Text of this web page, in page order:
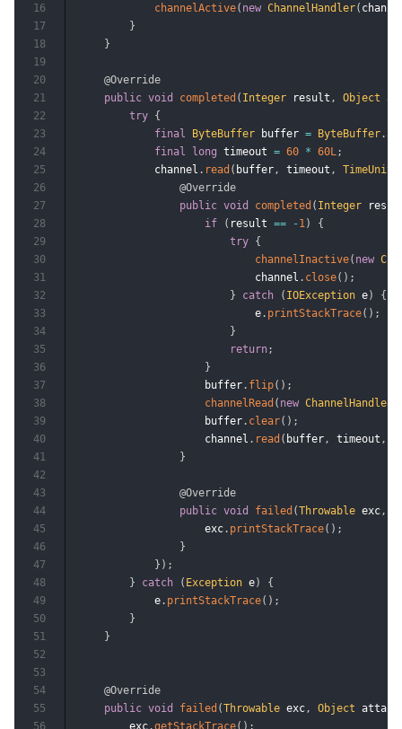
channelActive( new ChannelHandler(
}
}
@Override
public void completed ( Integer result , Object
try {
final
ByteBuffer buffer = ByteBuffer .
final
long timeout = 60 * 60L ;
            channel
. read ( buffer , timeout , TimeUnit
@Override
public void completed ( Integer
if
( result == - 1 )
{
try {
channelInactive( new
                            channel
. close( ) ;
}
catch ( IOException e)
{
                            e
. printStackTrace( ) ;
}
return ;
}
                    buffer
. flip( ) ;
channelRead ( new ChannelHandler
                    buffer
. clear( ) ;
                    channel
. read ( buffer , timeout ,
}
@Override
public void failed (Throwable exc ,
                    exc
. printStackTrace( ) ;
}
} ) ;
}
catch ( Exception e)
{
            e
. printStackTrace( ) ;
}
}
@Override
public void failed (Throwable exc , Object
        exc
.getStackTrace( ) ;
16
17
18
19
20
21
22
23
24
25
26
27
28
29
30
31
32
33
34
35
36
37
38
39
40
41
42
43
44
45
46
47
48
49
50
51
52
53
54
55
56